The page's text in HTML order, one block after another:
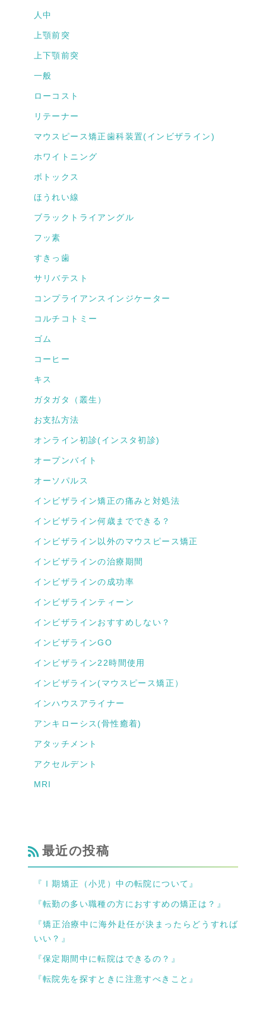
人中
上顎前突
上下顎前突
一般
ローコスト
リテーナー
マウスピース矯正歯科装置(インビザライン)
ホワイトニング
ボトックス
ほうれい線
ブラックトライアングル
フッ素
すきっ歯
サリバテスト
コンプライアンスインジケーター
コルチコトミー
ゴム
コーヒー
キス
ガタガタ（叢生）
お支払方法
オンライン初診(インスタ初診)
オープンバイト
オーソパルス
インビザライン矯正の痛みと対処法
インビザライン何歳までできる？
インビザライン以外のマウスピース矯正
インビザラインの治療期間
インビザラインの成功率
インビザラインティーン
インビザラインおすすめしない？
インビザラインGO
インビザライン22時間使用
インビザライン(マウスピース矯正）
インハウスアライナー
アンキローシス(骨性癒着)
アタッチメント
アクセルデント
MRI
最近の投稿
『Ⅰ期矯正（小児）中の転院について』
『転勤の多い職種の方におすすめの矯正は？』
『矯正治療中に海外赴任が決まったらどうすれば
いい？』
『保定期間中に転院はできるの？』
『転院先を探すときに注意すべきこと』